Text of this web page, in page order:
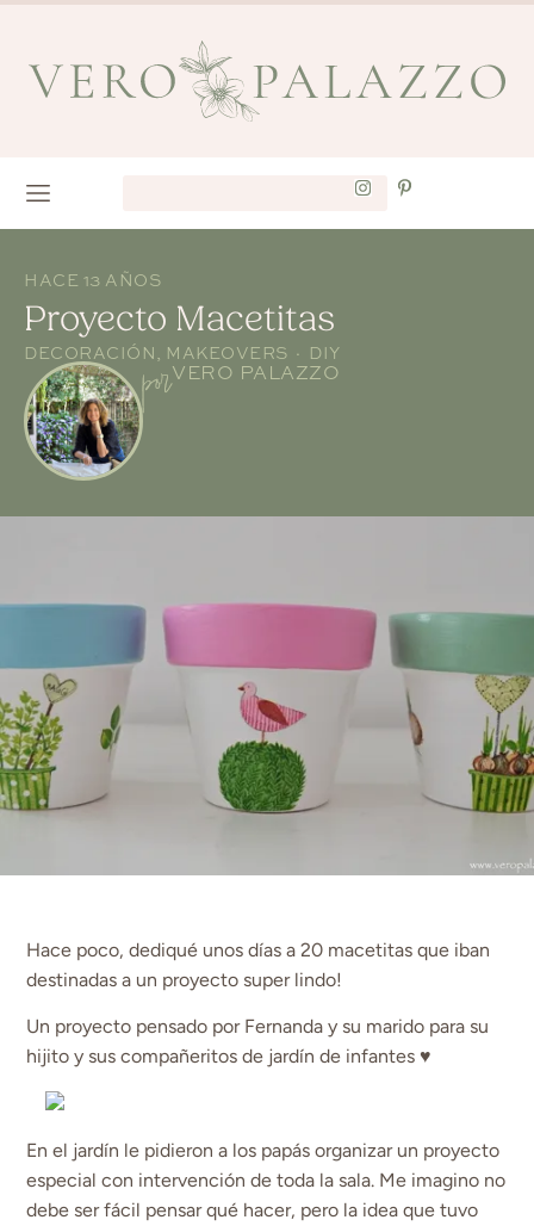
HACE 13 AÑOS
Proyecto Macetitas
DECORACIÓN MAKEOVERS · DIY
porVERO PALAZZO
Hace poco, dediqué unos días a 20 macetitas que iban
destinadas a un proyecto super lindo!
Un proyecto pensado por Fernanda y su marido para su
hijito y sus compañeritos de jardín de infantes ♥
En el jardín le pidieron a los papás organizar un proyecto
especial con intervención de toda la sala. Me imagino no
debe ser fácil pensar qué hacer, pero la idea que tuvo